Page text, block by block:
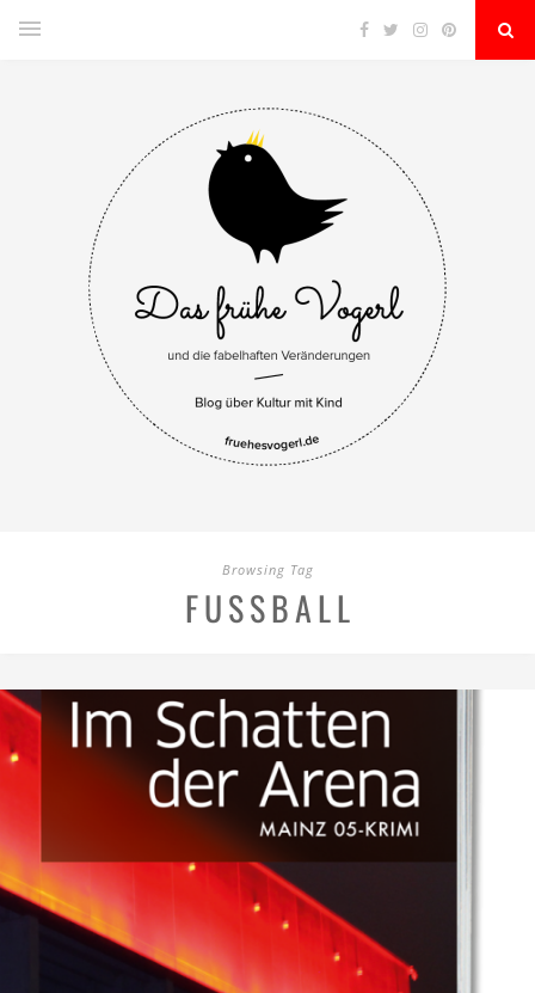
Browsing Tag
FUSSBALL